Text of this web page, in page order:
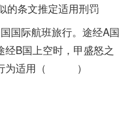
的条文推定适用刑罚
国际航班旅行。途经A国
B国上空时，甲盛怒之
行为适用（ ）